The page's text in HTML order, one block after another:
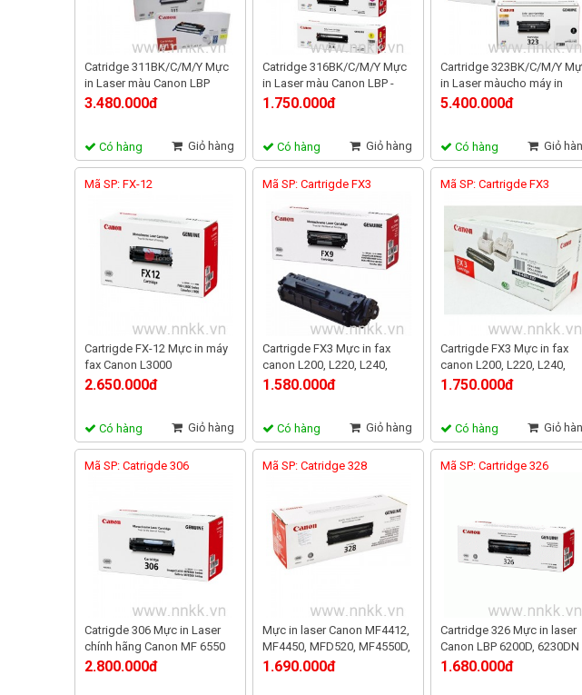
Catridge 311BK/C/M/Y Mực
in Laser màu Canon LBP
5300, LBP 5360
3.480.000đ
Có hàng Giỏ hàng
Catridge 316BK/C/M/Y Mực
in Laser màu Canon LBP -
5050 / 5050N
1.750.000đ
Có hàng Giỏ hàng
Cartridge 323BK/C/M/Y
in Laser màucho máy in
Canon 7750 / 7750CDn
5.400.000đ
Có hàng Giỏ
Mã SP: FX-12
Cartrigde FX-12 Mực in máy
fax Canon L3000
2.650.000đ
Có hàng Giỏ hàng
Mã SP: Cartrigde FX3
Cartrigde FX3 Mực in fax
canon L200, L220, L240,
L280, L295, L250, L350
1.580.000đ
Có hàng Giỏ hàng
Mã SP: Cartrigde FX3
Cartrigde FX3 Mực in fax
canon L200, L220, L240,
L280, L295, L250, L350
1.750.000đ
Có hàng Giỏ
Mã SP: Catrigde 306
Catrigde 306 Mực in Laser
chính hãng Canon MF 6550
2.800.000đ
Mã SP: Catridge 328
Mực in laser Canon MF4412,
MF4450, MFD520, MF4550D,
MF4570, MF4580, D520,
1.690.000đ
Mã SP: Cartridge 326
Cartridge 326 Mực in laser
Canon LBP 6200D, 6230DN
1.680.000đ